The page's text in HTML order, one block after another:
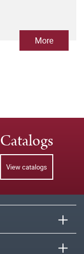
More
Catalogs
View catalogs